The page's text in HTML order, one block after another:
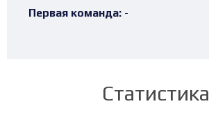
Первая команда: -
Статистика